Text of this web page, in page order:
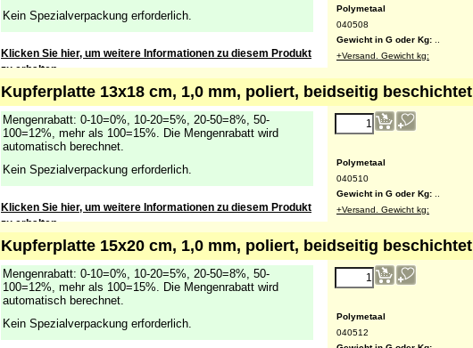
Polymetaal
040508
Gewicht in G oder Kg:
+Versand. Gewicht kg:
Kein Spezialverpackung erforderlich.
Klicken Sie hier, um weitere Informationen zu diesem Produkt
zu erhalten
Kupferplatte 13x18 cm, 1,0 mm, poliert, beidseitig beschichtet
Polymetaal
040510
Gewicht in G oder Kg:
+Versand. Gewicht kg:
Mengenrabatt: 0-10=0%, 10-20=5%, 20-50=8%, 50-
100=12%, mehr als 100=15%. Die Mengenrabatt wird
automatisch berechnet.
Kein Spezialverpackung erforderlich.
Klicken Sie hier, um weitere Informationen zu diesem Produkt
zu erhalten
Kupferplatte 15x20 cm, 1,0 mm, poliert, beidseitig beschichtet
Polymetaal
040512
Mengenrabatt: 0-10=0%, 10-20=5%, 20-50=8%, 50-
100=12%, mehr als 100=15%. Die Mengenrabatt wird
automatisch berechnet.
Kein Spezialverpackung erforderlich.